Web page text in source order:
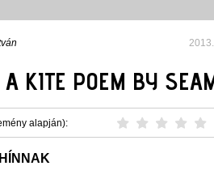
KITE POEM BY
alapján):